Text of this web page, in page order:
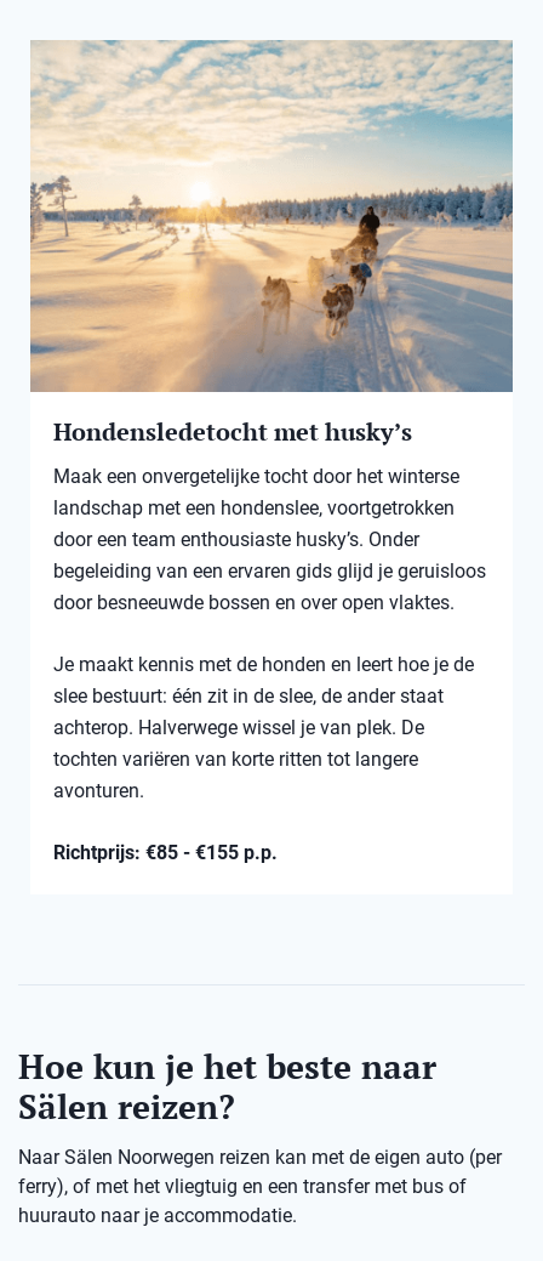
Hondensledetocht met husky’s
Maak een onvergetelijke tocht door het winterse
landschap met een hondenslee, voortgetrokken
door een team enthousiaste husky’s. Onder
begeleiding van een ervaren gids glijd je geruisloos
door besneeuwde bossen en over open vlaktes.
Je maakt kennis met de honden en leert hoe je de
slee bestuurt: één zit in de slee, de ander staat
achterop. Halverwege wissel je van plek. De
tochten variëren van korte ritten tot langere
avonturen.
Richtprijs: €85 - €155 p.p.
Hoe kun je het beste naar
Sälen reizen?
Naar Sälen Noorwegen reizen kan met de eigen auto (per
ferry), of met het vliegtuig en een transfer met bus of
huurauto naar je accommodatie.